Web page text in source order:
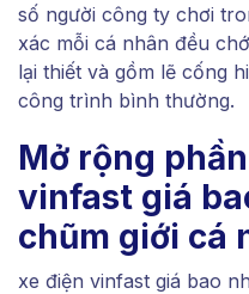
số người công ty chơi
xác mỗi cá nhân đều
lại thiết và gồm lẽ cống
công trình bình thường.
Mở rộng
vinfast giá
chũm giới cá
xe điện vinfast giá bao